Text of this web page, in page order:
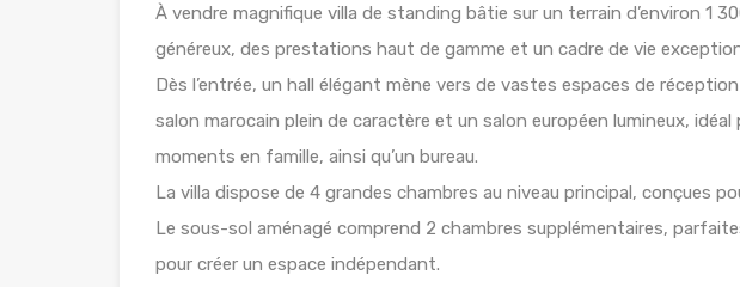
À vendre magnifique villa de standing bâtie sur un terrain d’environ 1
généreux, des prestations haut de gamme et un cadre de vie
Dès l’entrée, un hall élégant mène vers de vastes espaces de
salon marocain plein de caractère et un salon européen lumineux,
moments en famille, ainsi qu’un bureau.
La villa dispose de 4 grandes chambres au niveau principal, conçues
Le sous-sol aménagé comprend 2 chambres supplémentaires,
pour créer un espace indépendant.